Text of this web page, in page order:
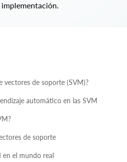
implementación.
vectores de soporte (SVM)?
automático en las SVM
de soporte
en el mundo real